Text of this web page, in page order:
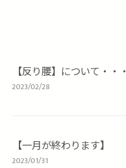
【反り腰】について・・・
2023/02/28
【一月が終わります】
2023/01/31